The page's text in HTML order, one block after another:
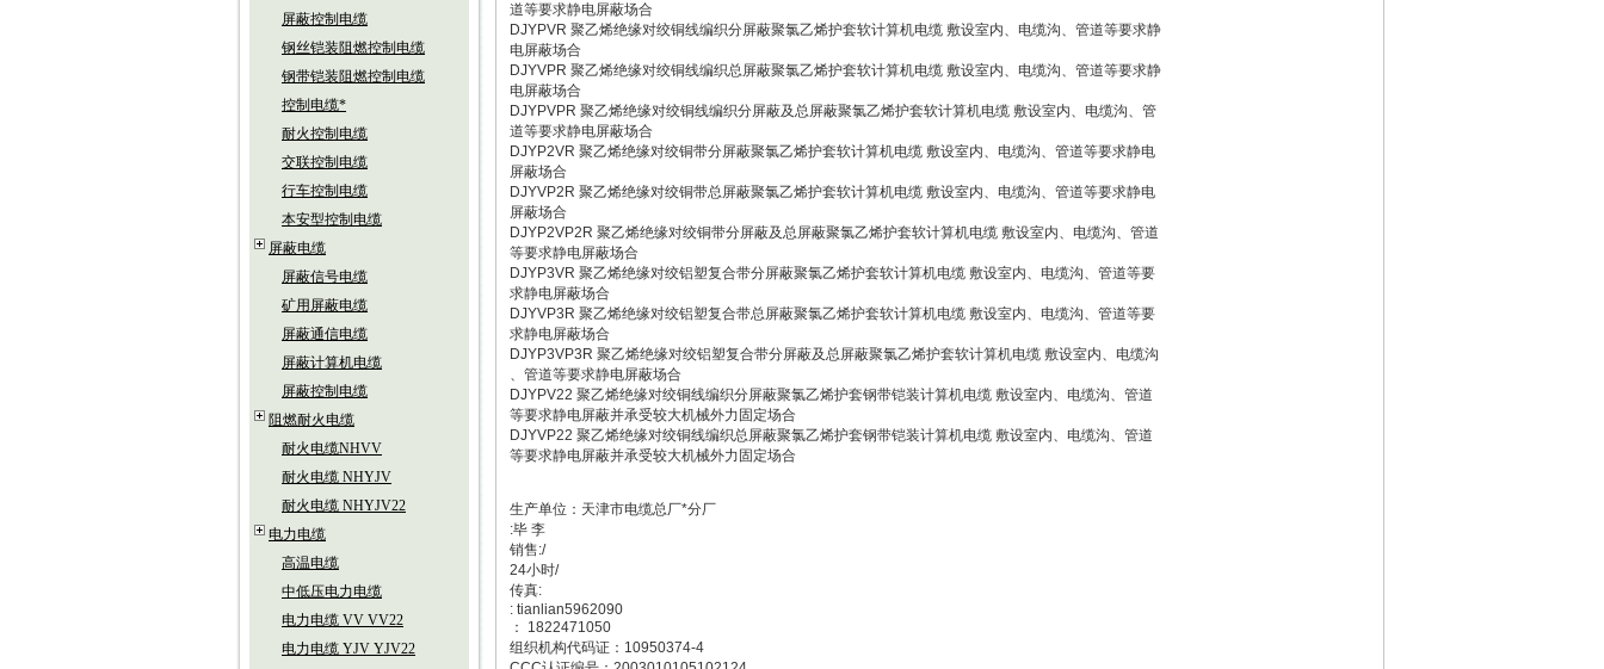
屏蔽控制电缆
钢丝铠装阻燃控制电缆
钢带铠装阻燃控制电缆
控制电缆*
耐火控制电缆
交联控制电缆
行车控制电缆
本安型控制电缆
屏蔽电缆
屏蔽信号电缆
矿用屏蔽电缆
屏蔽通信电缆
屏蔽计算机电缆
屏蔽控制电缆
阻燃耐火电缆
耐火电缆NHVV
耐火电缆 NHYJV
耐火电缆 NHYJV22
电力电缆
高温电缆
中低压电力电缆
电力电缆 VV VV22
电力电缆 YJV YJV22
道等要求静电屏蔽场合
DJYPVR 聚乙烯绝缘对绞铜线编织分屏蔽聚氯乙烯护套软计算机电缆 敷设室内、电缆沟、管道等要求静
电屏蔽场合
DJYVPR 聚乙烯绝缘对绞铜线编织总屏蔽聚氯乙烯护套软计算机电缆 敷设室内、电缆沟、管道等要求静
电屏蔽场合
DJYPVPR 聚乙烯绝缘对绞铜线编织分屏蔽及总屏蔽聚氯乙烯护套软计算机电缆 敷设室内、电缆沟、管
道等要求静电屏蔽场合
DJYP2VR 聚乙烯绝缘对绞铜带分屏蔽聚氯乙烯护套软计算机电缆 敷设室内、电缆沟、管道等要求静电
屏蔽场合
DJYVP2R 聚乙烯绝缘对绞铜带总屏蔽聚氯乙烯护套软计算机电缆 敷设室内、电缆沟、管道等要求静电
屏蔽场合
DJYP2VP2R 聚乙烯绝缘对绞铜带分屏蔽及总屏蔽聚氯乙烯护套软计算机电缆 敷设室内、电缆沟、管道
等要求静电屏蔽场合
DJYP3VR 聚乙烯绝缘对绞铝塑复合带分屏蔽聚氯乙烯护套软计算机电缆 敷设室内、电缆沟、管道等要
求静电屏蔽场合
DJYVP3R 聚乙烯绝缘对绞铝塑复合带总屏蔽聚氯乙烯护套软计算机电缆 敷设室内、电缆沟、管道等要
求静电屏蔽场合
DJYP3VP3R 聚乙烯绝缘对绞铝塑复合带分屏蔽及总屏蔽聚氯乙烯护套软计算机电缆 敷设室内、电缆沟
、管道等要求静电屏蔽场合
DJYPV22 聚乙烯绝缘对绞铜线编织分屏蔽聚氯乙烯护套钢带铠装计算机电缆 敷设室内、电缆沟、管道
等要求静电屏蔽并承受较大机械外力固定场合
DJYVP22 聚乙烯绝缘对绞铜线编织总屏蔽聚氯乙烯护套钢带铠装计算机电缆 敷设室内、电缆沟、管道
等要求静电屏蔽并承受较大机械外力固定场合
生产单位：天津市电缆总厂*分厂
:毕 李
销售:/
24小时/
传真:
: tianlian5962090
： 1822471050
组织机构代码证：10950374-4